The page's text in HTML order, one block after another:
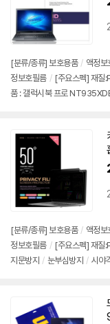
[분류/종류] 보호용품 / 액정보
정보호필름 / [주요스펙] 재질
품 : 갤럭시북 프로
[분류/종류] 보호용품 / 액정보
정보호필름 / [주요스펙] 재질
지문방지 / 눈부심방지 / 시야